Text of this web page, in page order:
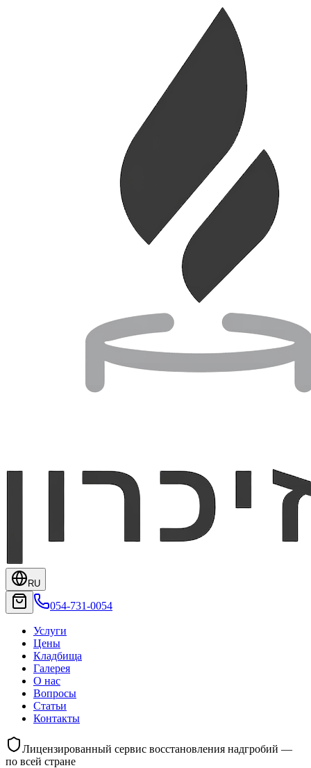
RU
054-731-0054
Услуги
Цены
Кладбища
Галерея
О нас
Вопросы
Статьи
Контакты
Лицензированный сервис восстановления надгробий —
по всей стране